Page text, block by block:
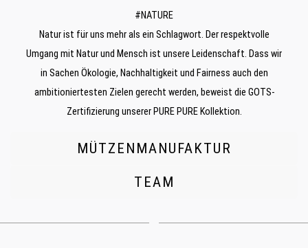
#NATURE
Natur ist für uns mehr als ein Schlagwort. Der respektvolle
Umgang mit Natur und Mensch ist unsere Leidenschaft. Dass wir
in Sachen Ökologie, Nachhaltigkeit und Fairness auch den
ambitioniertesten Zielen gerecht werden, beweist die GOTS-
Zertifizierung unserer PURE PURE Kollektion.
MÜTZENMANUFAKTUR
TEAM